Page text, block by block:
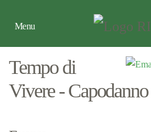
Menu
Tempo di
Vivere -